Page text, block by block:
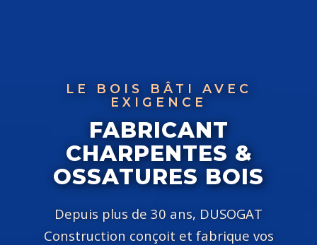
LE BOIS BÂTI AVEC
EXIGENCE
FABRICANT
CHARPENTES &
OSSATURES BOIS
Depuis plus de 30 ans, DUSOGAT
Construction conçoit et fabrique vos